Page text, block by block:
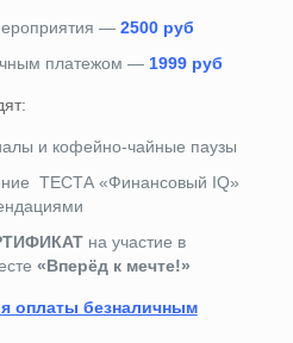
— 2500 руб
платежом — 1999 руб
и кофейно-чайные паузы
ТЕСТА «Финансовый IQ»
на участие в
«Вперёд к мечте!»
оплаты безналичным